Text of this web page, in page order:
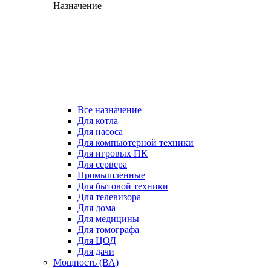
Назначение
Все назначение
Для котла
Для насоса
Для компьютерной техники
Для игровых ПК
Для сервера
Промышленные
Для бытовой техники
Для телевизора
Для дома
Для медицины
Для томографа
Для ЦОД
Для дачи
Мощность (ВА)